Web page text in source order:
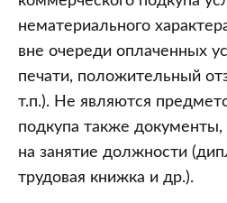
нематериального
вне очереди оплаченных
печати, положительный
т.п.). Не являются
подкупа также
на занятие должности
трудовая книжка и др.).